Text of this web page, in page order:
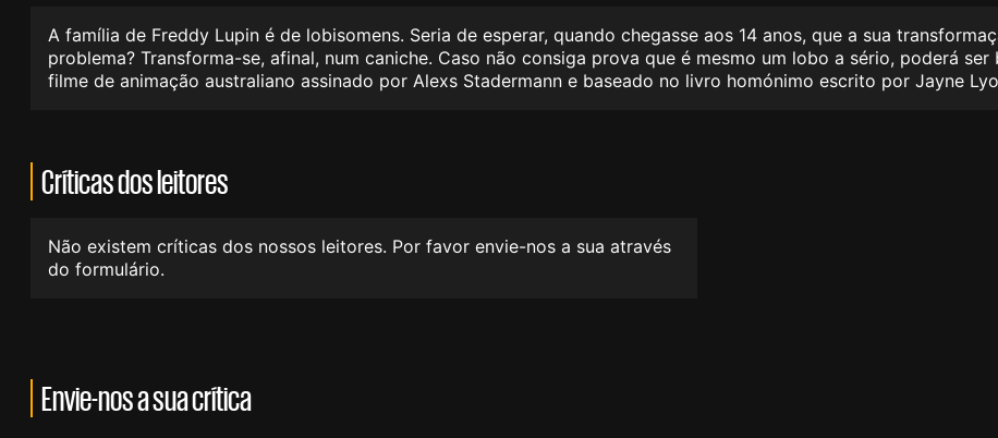
A família de Freddy Lupin é de lobisomens. Seria de esperar, quando chegasse aos 14 anos, que a sua
problema? Transforma-se, afinal, num caniche. Caso não consiga prova que é mesmo um lobo a sério, poderá
filme de animação australiano assinado por Alexs Stadermann e baseado no livro homónimo escrito por Jayne
Críticas dos leitores
Não existem críticas dos nossos leitores. Por favor envie-nos a sua através
do formulário.
Envie-nos a sua crítica